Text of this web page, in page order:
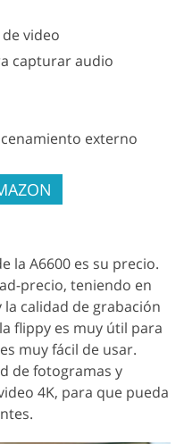
video
capturar audio
externo
la A6600 es su precio.
precio, teniendo en
calidad de grabación
flippy es muy útil para
muy fácil de usar.
de fotogramas y
4K, para que pueda